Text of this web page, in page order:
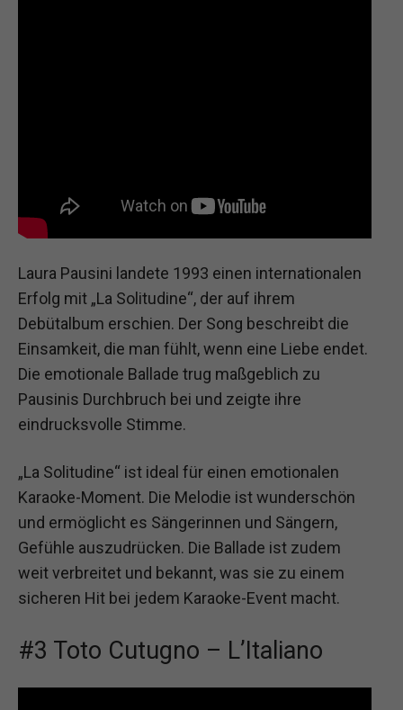
Laura Pausini landete 1993 einen internationalen
Erfolg mit „La Solitudine“, der auf ihrem
Debütalbum erschien. Der Song beschreibt die
Einsamkeit, die man fühlt, wenn eine Liebe endet.
Die emotionale Ballade trug maßgeblich zu
Pausinis Durchbruch bei und zeigte ihre
eindrucksvolle Stimme.
„La Solitudine“ ist ideal für einen emotionalen
Karaoke-Moment. Die Melodie ist wunderschön
und ermöglicht es Sängerinnen und Sängern,
Gefühle auszudrücken. Die Ballade ist zudem
weit verbreitet und bekannt, was sie zu einem
sicheren Hit bei jedem Karaoke-Event macht.
#3 Toto Cutugno – L’Italiano